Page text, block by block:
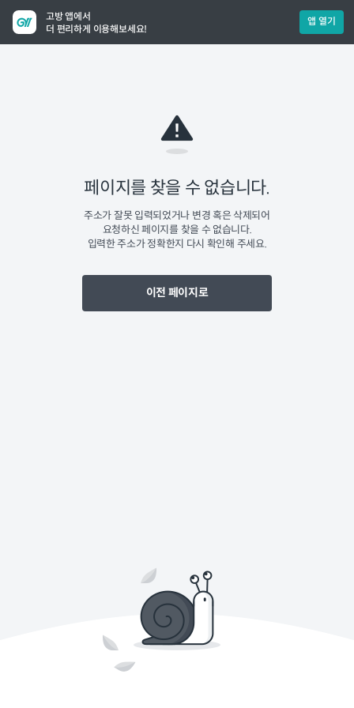
고방 앱에서
더 편리하게 이용해보세요!
앱 열기
페이지를 찾을 수 없습니다.
주소가 잘못 입력되었거나 변경 혹은 삭제되어
요청하신 페이지를 찾을 수 없습니다.
입력한 주소가 정확한지 다시 확인해 주세요.
이전 페이지로